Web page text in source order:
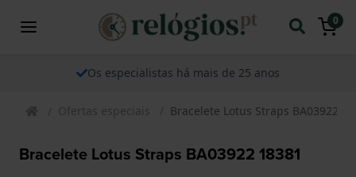
0
Os especialistas há mais de 25 anos
Ofertas especiais Bracelete Lotus Straps BA03922
Bracelete Lotus Straps BA03922 18381